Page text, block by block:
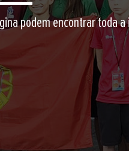
nós neste jogo milenar